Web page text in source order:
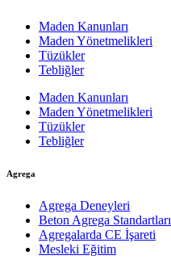
Maden Kanunları
Maden Yönetmelikleri
Tüzükler
Tebliğler
Maden Kanunları
Maden Yönetmelikleri
Tüzükler
Tebliğler
Agrega
Agrega Deneyleri
Beton Agrega Standartları
Agregalarda CE İşareti
Mesleki Eğitim